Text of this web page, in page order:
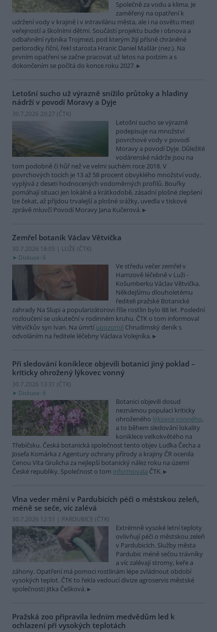
Společně za vodu a klima. Je
zaměřený na opatření k
udržení vody v krajině i v intravilánu města, ale i na osvětu mezi
veřejností a školními dětmi. Součástí projektu bude i obnova a
odbahnění rybníka Trojmezí, pod kterým žijí přísně chráněné
perlorodky říční, řekl starosta Hranic Daniel Mašlár (nez.). Na
prvním opatření se začne pracovat už letos na podzim a s
dokončením se počítá do konce roku 2027.
Letošní sucho už výrazně snížilo průtoky a hladiny
nádrží v povodí Moravy a Dyje
30.7.2026 20:27 (ČTK)
Letošní sucho se výrazně
podepisuje na množství
povrchové vody v povodí
Moravy a povodí Dyje. Důležité
vodárenské nádrže jsou na
tom podobně či hůř než ve velmi suchém roce 2018. V
povrchových tocích je 13 až 58 procent obvyklého množství vody,
vyplývá z deseti hodnocených vodoměrných profilů. Bouřky
pomáhají situaci jen lokálně a krátkodobě, zásadní plošné zlepšení
lze čekat, až přijdou trvalejší a plošné srážky, uvedla v tiskové
zprávě mluvčí Povodí Moravy Jana Kučerová.
Zemřel botanik Václav Větvička
30.7.2026 18:05 | LUŽE (ČTK)
Diskuse: 6
Ve středu večer zemřel v
Hamzově léčebně v Luži -
Košumberku Václav Větvička.
Někdejšímu dlouholetému
řediteli pražské Botanické
zahrady Na Slupi a popularizátorovi říše rostlin bylo 88 let. Poslední
rozloučení se uskuteční v rodinném kruhu. ČTK o tom informoval
Větvičkův syn Ivan. Na úmrtí upozornil Chrudimský deník s
odvoláním na ředitele léčebny Václava Volejníka.
Při sledování koniklece objevili botanici jiný poklad –
kriticky ohrožený lýkovec vonný
30.7.2026 13:31 (ČTK)
Diskuse: 6
Botanici objevili dosud
neznámou populaci kriticky
ohroženého lýkovce vonného,
a to během sledování lokality
koniklece velkokvětého na
Třebíčsku. Česká botanická společnost tento objev Luďka Čecha a
Josefa Komárka z Agentury ochrany přírody a krajiny ČR ocenila
Cenou Víta Grulicha za nejlepší botanický nález roku na území
České republiky. Společnost o tom informovala ČTK.
Vlna veder mění v Pardubicích péči o městskou zeleň,
méně se seče, víc zalévá
30.7.2026 12:51 | PARDUBICE (ČTK)
Extrémně vysoké letní teploty
ovlivňují péči o městskou zeleň
v Pardubicích. Služby města
Pardubic méně sečou trávníky
a víc zalévají stromy, keře a
záhony. Opatření má pomoci rostlinám lépe zvládnout období
vysokých teplot. ČTK to řekla vedoucí divize agroservis městské
společnosti Jitka Češková.
Pražská zoo připravila ledním medvědům led k
ochlazení při vysokých teplotách